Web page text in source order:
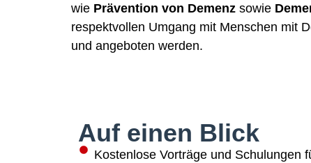
wie Prävention von Demenz sowie
respektvollen Umgang mit Menschen mit
und angeboten werden.
Auf einen Blick
Kostenlose Vorträge und Schulungen